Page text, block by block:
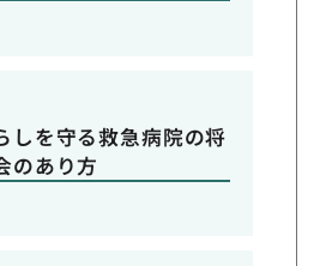
しを守る救急病院の将
のあり方